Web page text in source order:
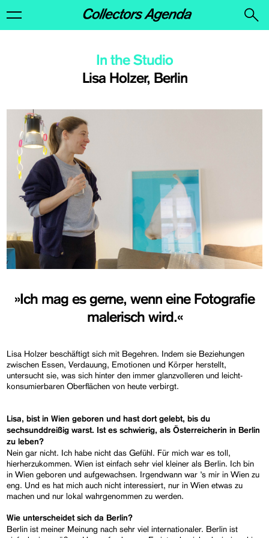
Lisa Holzer, Berlin
In the Studio
»Ich mag es gerne, wenn eine Fotografie
malerisch wird.«
Lisa Holzer beschäftigt sich mit Begehren. Indem sie Beziehungen
zwischen Essen, Verdauung, Emotionen und Körper herstellt,
untersucht sie, was sich hinter den immer glanzvolleren und leicht-
konsumierbaren Oberflächen von heute verbirgt.
Lisa, bist in Wien geboren und hast dort gelebt, bis du
sechsunddreißig warst. Ist es schwierig, als Österreicherin in Berlin
zu leben?
Nein gar nicht. Ich habe nicht das Gefühl. Für mich war es toll,
hierherzukommen. Wien ist einfach sehr viel kleiner als Berlin. Ich bin
in Wien geboren und aufgewachsen. Irgendwann war ’s mir in Wien zu
eng. Und es hat mich auch nicht interessiert, nur in Wien etwas zu
machen und nur lokal wahrgenommen zu werden.
Wie unterscheidet sich da Berlin?
Berlin ist meiner Meinung nach sehr viel internationaler. Berlin ist